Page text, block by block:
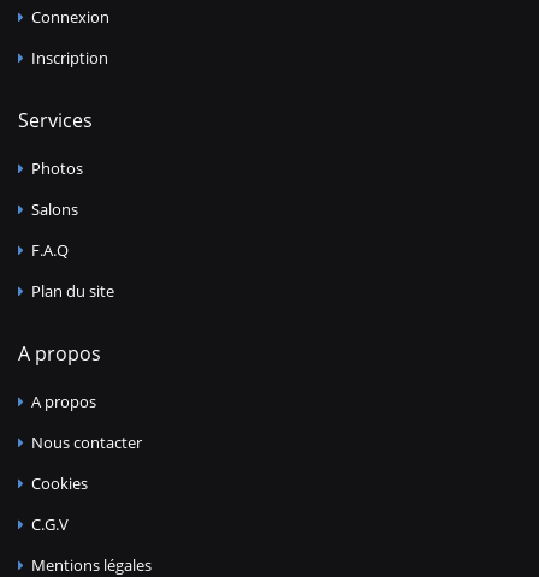
Connexion
Inscription
Services
Photos
Salons
F.A.Q
Plan du site
A propos
A propos
Nous contacter
Cookies
C.G.V
Mentions légales